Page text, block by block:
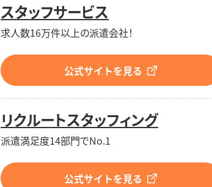
スタッフサービス
求人数16万件以上の派遣会社！
公式サイトを見る
リクルートスタッフィング
派遣満足度14部門でNo.1
公式サイトを見る